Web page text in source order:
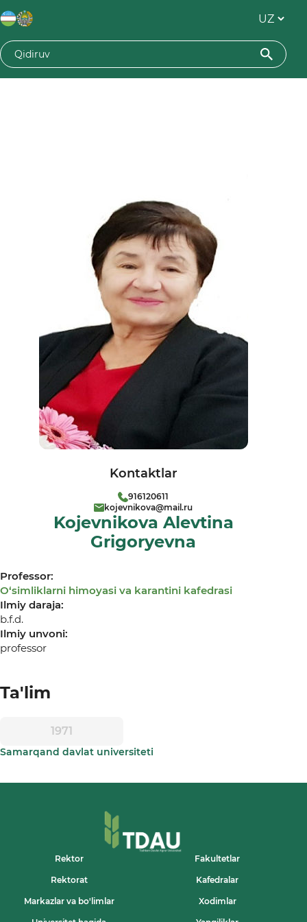
Kojevnikova Alevtina
Grigoryevna
Professor:
О‘simliklarni himoyasi va karantini kafedrasi
Ilmiy daraja:
b.f.d.
Ilmiy unvoni:
professor
Ta'lim
1971
Samarqand davlat universiteti
Kontaktlar
916120611
kojevnikova@mail.ru
Rektor Fakultetlar
Rektorat Kafedralar
Markazlar va bo'limlar Xodimlar